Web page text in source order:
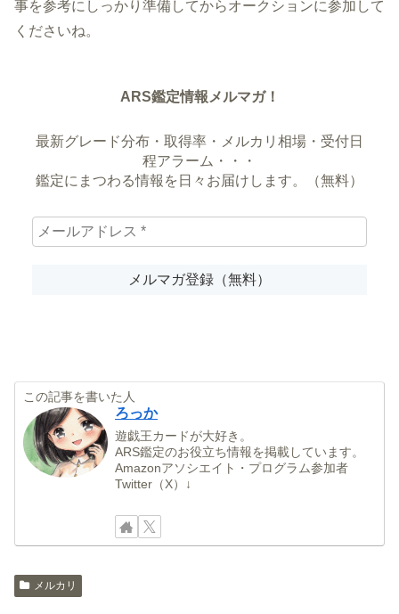
事を参考にしっかり準備してからオークションに参加して
くださいね。
ARS鑑定情報メルマガ！
最新グレード分布・取得率・メルカリ相場・受付日
程アラーム・・・
鑑定にまつわる情報を日々お届けします。（無料）
この記事を書いた人
ろっか
遊戯王カードが大好き。
ARS鑑定のお役立ち情報を掲載しています。
Amazonアソシエイト・プログラム参加者
Twitter（X）↓
メルカリ